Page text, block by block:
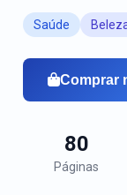
Saúde
Comprar
80
Páginas